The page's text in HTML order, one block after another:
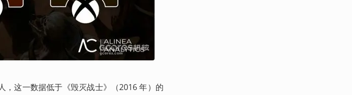
，这一数据低于《毁灭战士》（2016 年）的